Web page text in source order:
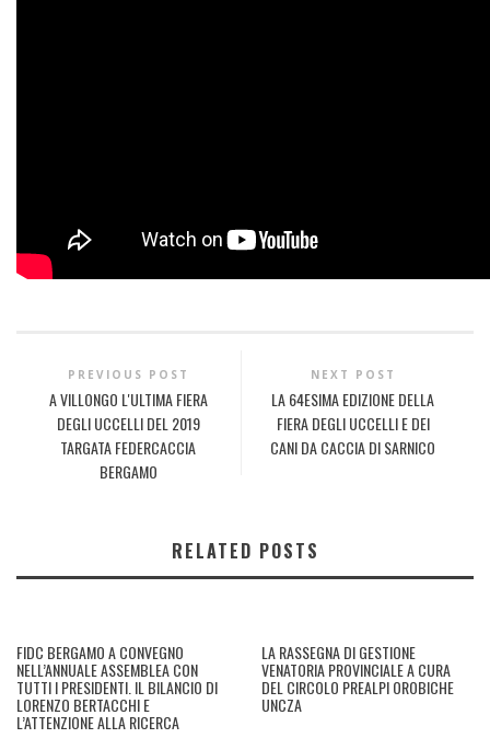
PREVIOUS POST
A VILLONGO L'ULTIMA FIERA
DEGLI UCCELLI DEL 2019
TARGATA FEDERCACCIA
BERGAMO
NEXT POST
LA 64ESIMA EDIZIONE DELLA
FIERA DEGLI UCCELLI E DEI
CANI DA CACCIA DI SARNICO
RELATED POSTS
FIDC BERGAMO A CONVEGNO
NELL’ANNUALE ASSEMBLEA CON
TUTTI I PRESIDENTI. IL BILANCIO DI
LORENZO BERTACCHI E
L’ATTENZIONE ALLA RICERCA
LA RASSEGNA DI GESTIONE
VENATORIA PROVINCIALE A CURA
DEL CIRCOLO PREALPI OROBICHE
UNCZA